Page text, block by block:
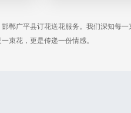
郸广平县订花送花服务。我们深知每
束花，更是传递一份情感。